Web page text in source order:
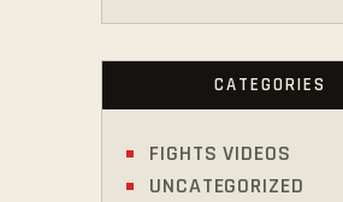
CATEGORIES
FIGHTS VIDEOS
UNCATEGORIZED